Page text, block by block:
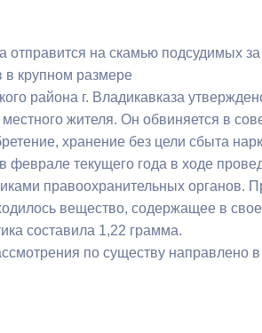
отправится на скамью подсудимых
в крупном размере
района г. Владикавказа
жителя. Он обвиняется в
хранение без цели сбыта
феврале текущего года в ходе
правоохранительных
вещество, содержащее в
составила 1,22 грамма.
по существу направлено